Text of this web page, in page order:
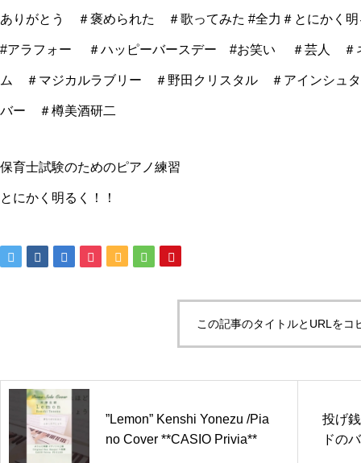
ありがとう ＃褒められた ＃歌ってみた #全力＃とにかく
#アラフォー ＃ハッピーバースデー #お笑い ＃芸人 ＃
ム ＃マジカルラブリー ＃野田クリスタル ＃アインシュ
バー ＃樽美酒研二
保育士試験のためのピアノ練習
とにかく明るく！！
この記事のタイトルとURLをコ
”Lemon” Kenshi Yonezu /Pia
no Cover **CASIO Privia**
投げ
ドの